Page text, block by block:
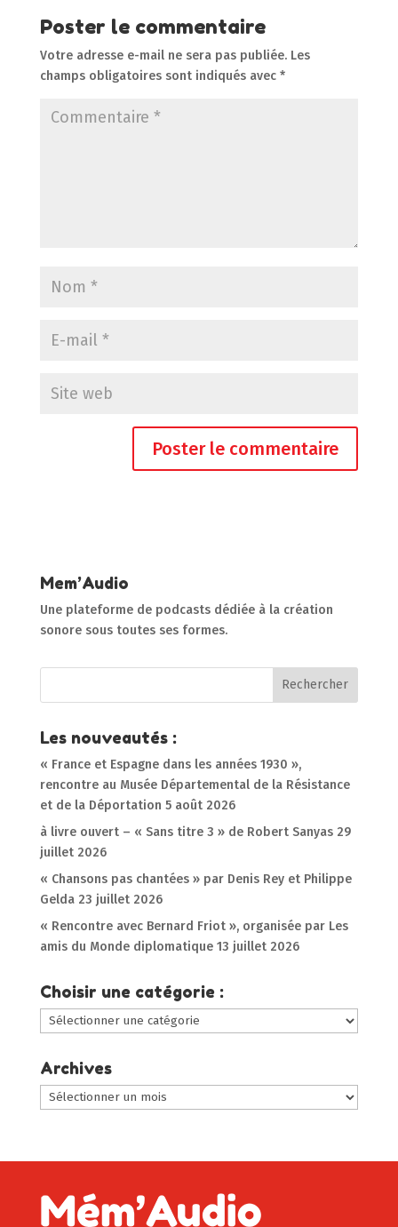
Poster le commentaire
Votre adresse e-mail ne sera pas publiée. Les
champs obligatoires sont indiqués avec *
Mem’Audio
Une plateforme de podcasts dédiée à la création
sonore sous toutes ses formes.
Les nouveautés :
« France et Espagne dans les années 1930 »,
rencontre au Musée Départemental de la Résistance
et de la Déportation 5 août 2026
à livre ouvert – « Sans titre 3 » de Robert Sanyas 29
juillet 2026
« Chansons pas chantées » par Denis Rey et Philippe
Gelda 23 juillet 2026
« Rencontre avec Bernard Friot », organisée par Les
amis du Monde diplomatique 13 juillet 2026
Choisir une catégorie :
Choisir
une
catégorie
:
Archives
Archives